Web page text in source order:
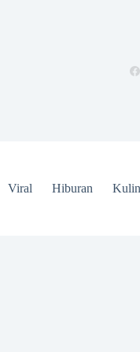
Viral Hiburan